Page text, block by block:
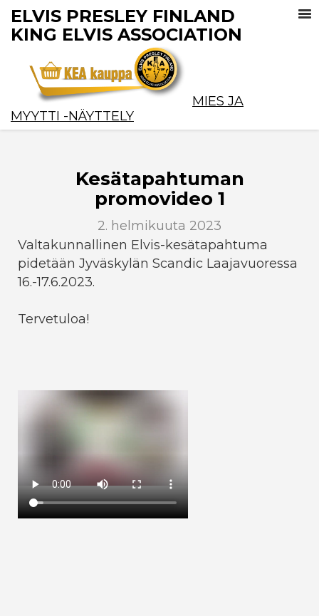
ELVIS PRESLEY FINLAND
KING ELVIS ASSOCIATION
MIES JA
MYYTTI -NÄYTTELY
Kesätapahtuman
promovideo 1
2. helmikuuta 2023
Valtakunnallinen Elvis-kesätapahtuma
pidetään Jyväskylän Scandic Laajavuoressa
16.-17.6.2023.
Tervetuloa!